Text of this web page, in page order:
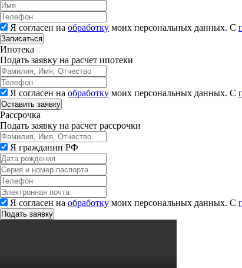
Я согласен на обработку моих персональных данных. С
Записаться
Ипотека
Подать заявку на расчет ипотеки
Я согласен на обработку моих персональных данных. С
Рассрочка
Подать заявку на расчет рассрочки
Я гражданин РФ
Я согласен на обработку моих персональных данных. С